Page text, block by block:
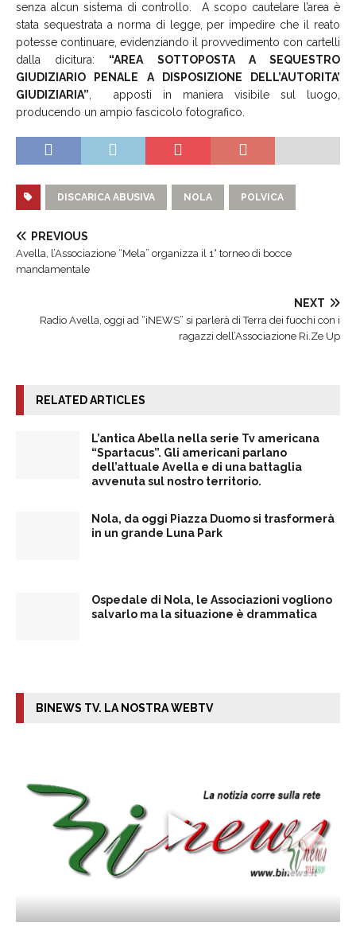
senza alcun sistema di controllo. A scopo cautelare l’area è
stata sequestrata a norma di legge, per impedire che il reato
potesse continuare, evidenziando il provvedimento con cartelli
dalla dicitura: “AREA SOTTOPOSTA A SEQUESTRO
GIUDIZIARIO PENALE A DISPOSIZIONE DELL’AUTORITA’
GIUDIZIARIA”, apposti in maniera visibile sul luogo,
producendo un ampio fascicolo fotografico.
DISCARICA ABUSIVA NOLA POLVICA
PREVIOUS
Avella, l’Associazione “Mela” organizza il 1° torneo di bocce
mandamentale
NEXT
Radio Avella, oggi ad “iNEWS” si parlerà di Terra dei fuochi con i
ragazzi dell’Associazione Ri.Ze Up
RELATED ARTICLES
L’antica Abella nella serie Tv americana
“Spartacus”. Gli americani parlano
dell’attuale Avella e di una battaglia
avvenuta sul nostro territorio.
Nola, da oggi Piazza Duomo si trasformerà
in un grande Luna Park
Ospedale di Nola, le Associazioni vogliono
salvarlo ma la situazione è drammatica
BINEWS TV. LA NOSTRA WEBTV